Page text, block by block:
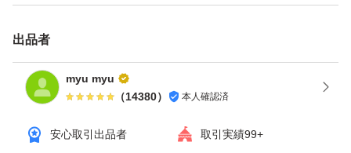
はご購入をお控えください。
出品者
myu myu
（14380） 本人確認済
安心取引出品者 取引実績99+